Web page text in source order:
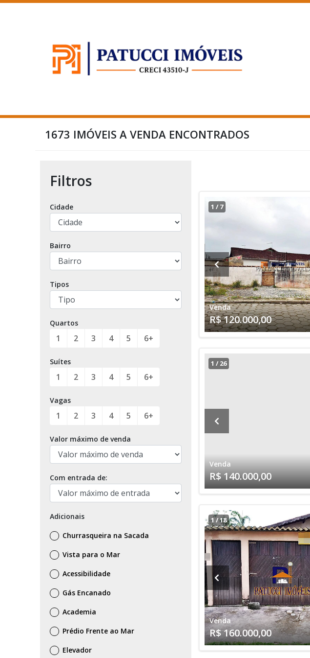
1673 IMÓVEIS A VENDA ENCONTRADOS
Filtros
Cidade
Bairro
Tipos
Quartos
1 2 3 4 5 6+
Suítes
1 2 3 4 5 6+
Vagas
1 2 3 4 5 6+
Valor máximo de venda
Com entrada de:
Adicionais
Churrasqueira na Sacada
Vista para o Mar
Acessibilidade
Gás Encanado
Academia
Prédio Frente ao Mar
Elevador
1 / 7
Venda
R$ 120.000,00
1 / 26
Venda
R$ 140.000,00
1/18
Venda
R$ 160.000,00